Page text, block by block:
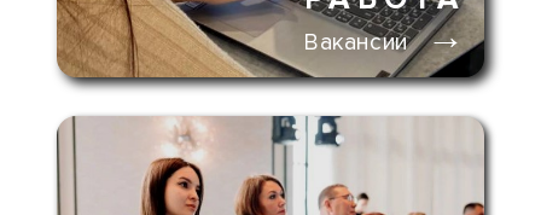
Вакансии →